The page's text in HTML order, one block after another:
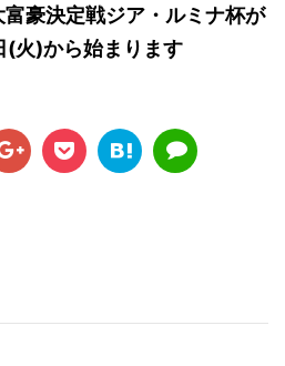
豪決定戦ジア・ルミナ杯が
(火)から始まります